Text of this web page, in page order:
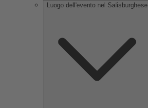
Luogo dell'evento nel Salisburghese